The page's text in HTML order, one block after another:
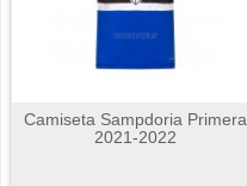
Camiseta Sampdoria Primera
2021-2022